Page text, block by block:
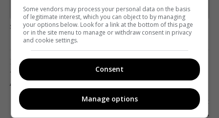
Предоставлено SendPulse
загрузка...
Попередня стаття
? «ТЕМНА ВЕЖА» І «КАСЛ РОК» ОНОВИЛИ
АКТОРСЬКИЙ СКЛАД
Наступна стаття
ПЕРША ПОЯВА ДВІЙНИКА ВОЛОДИМИРА
Some vendors may process your personal data on the basis
of legitimate interest, which you can object to by managing
your options below. Look for a link at the bottom of this page
or in the site menu to manage or withdraw consent in privacy
and cookie settings.
Consent
Manage options